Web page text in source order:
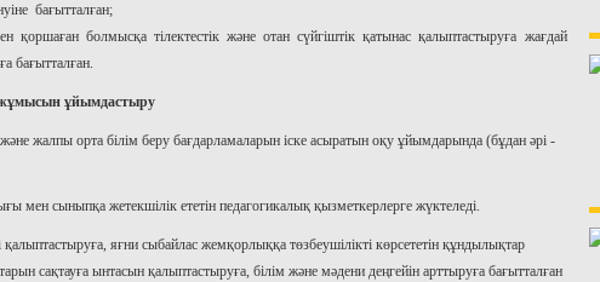
бағытталған;
болмысқа тілектестік және отан сүйгіштік қатынас қалыптастыруға жағдай
бағытталған.
ұйымдастыру
жалпы орта білім беру бағдарламаларын іске асыратын оқу ұйымдарында (бұдан әрі -
сыныпқа жетекшілік ететін педагогикалық қызметкерлерге жүктеледі.
яғни сыбайлас жемқорлыққа төзбеушілікті көрсететін құндылықтар
сақтауға ынтасын қалыптастыруға, білім және мәдени деңгейін арттыруға бағытталған